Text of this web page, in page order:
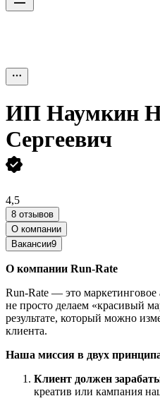
ИП Наумкин
Сергеевич
4,5
8 отзывов
О компании
Вакансии9
О компании Run-Rate
Run-Rate — это
не просто делаем «красивый
результате, который можно
клиента.
Наша миссия в двух
Клиент должен
креатив или кампания